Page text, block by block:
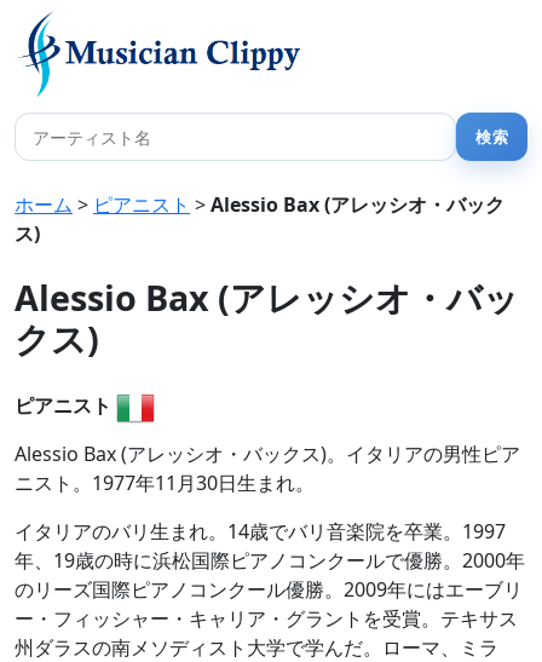
ホーム > ピアニスト >Alessio Bax (アレッシオ・バック
ス)
Alessio Bax (アレッシオ・バッ
クス)
ピアニスト
Alessio Bax (アレッシオ・バックス)。イタリアの男性ピア
ニスト。1977年11月30日生まれ。
イタリアのバリ生まれ。14歳でバリ音楽院を卒業。1997
年、19歳の時に浜松国際ピアノコンクールで優勝。2000年
のリーズ国際ピアノコンクール優勝。2009年にはエーブリ
ー・フィッシャー・キャリア・グラントを受賞。テキサス
州ダラスの南メソディスト大学で学んだ。ローマ、ミラ